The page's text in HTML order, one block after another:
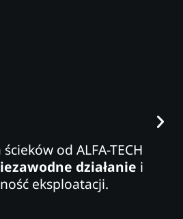
od ALFA-TECH
działanie i
eksploatacji.